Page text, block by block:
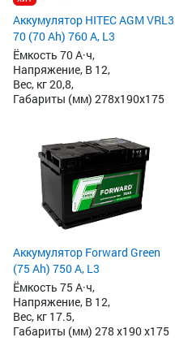
Аккумулятор HITEC AGM VRL3
70 (70 Ah) 760 А, L3
Ёмкость 70 А·ч,
Напряжение, В 12,
Вес, кг 20,8,
Габариты (мм) 278x190x175
Аккумулятор Forward Green
(75 Ah) 750 А, L3
Ёмкость 75 А·ч,
Напряжение, В 12,
Вес, кг 17.5,
Габариты (мм) 278 x190 x175